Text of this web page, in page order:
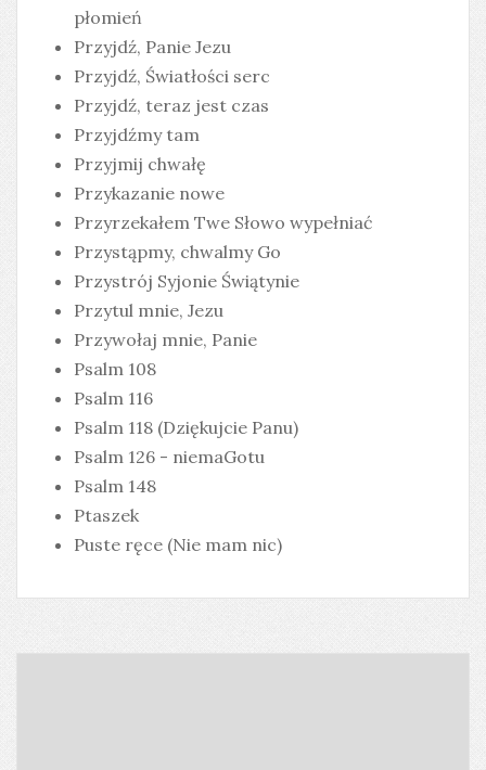
płomień
Przyjdź, Panie Jezu
Przyjdź, Światłości serc
Przyjdź, teraz jest czas
Przyjdźmy tam
Przyjmij chwałę
Przykazanie nowe
Przyrzekałem Twe Słowo wypełniać
Przystąpmy, chwalmy Go
Przystrój Syjonie Świątynie
Przytul mnie, Jezu
Przywołaj mnie, Panie
Psalm 108
Psalm 116
Psalm 118 (Dziękujcie Panu)
Psalm 126 - niemaGotu
Psalm 148
Ptaszek
Puste ręce (Nie mam nic)